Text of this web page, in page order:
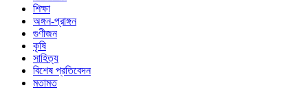
শিক্ষা
অঙ্গন-প্রাঙ্গন
গুণীজন
কৃষি
সাহিত্য
বিশেষ প্রতিবেদন
মতামত